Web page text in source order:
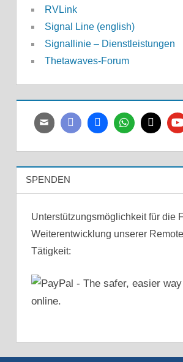
RVLink
Signal Line (english)
Signallinie – Dienstleistungen
Thetawaves-Forum
SPENDEN
Unterstützungsmöglichkeit für die
Weiterentwicklung unserer
Tätigkeit: